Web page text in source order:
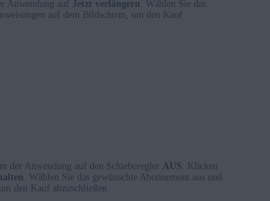
Anwendung auf Jetzt verlängern. Wählen Sie das
auf dem Bildschirm, um den Kauf
der Anwendung auf den Schieberegler AUS . Klicken
. Wählen Sie das gewünschte Abonnement aus und
den Kauf abzuschließen.